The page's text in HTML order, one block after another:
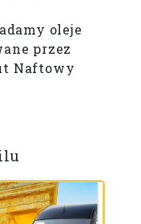
oleje
przez
Naftowy